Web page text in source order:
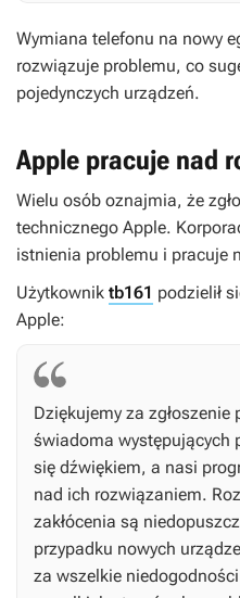
Wymiana telefonu na nowy
rozwiązuje problemu, co
pojedynczych urządzeń.
Apple pracuje nad
Wielu osób oznajmia, że
technicznego Apple.
istnienia problemu i pracuje
Użytkownik tb161 podzielił
Apple:
Dziękujemy za
świadoma występujących
się dźwiękiem, a nasi
nad ich rozwiązaniem.
zakłócenia są
przypadku nowych
za wszelkie